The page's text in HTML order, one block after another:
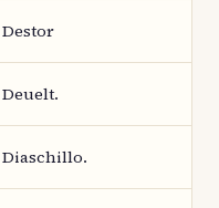
Destor
Deuelt.
Diaschillo.